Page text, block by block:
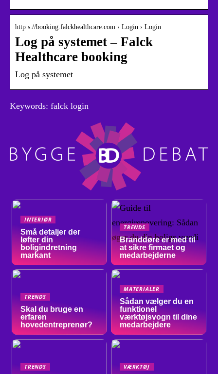
http s://booking.falckhealthcare.com › Login › Login
Log på systemet – Falck
Healthcare booking
Log på systemet
Keywords: falck login
INTERIØR
Små detaljer der
løfter din
boligindretning
markant
TRENDS
Branddøre er med til
at sikre firmaet og
medarbejderne
TRENDS
Skal du bruge en
erfaren
hovedentreprenør?
MATERIALER
Sådan vælger du en
funktionel
værktøjsvogn til dine
medarbejdere
TRENDS VÆRKTØJ